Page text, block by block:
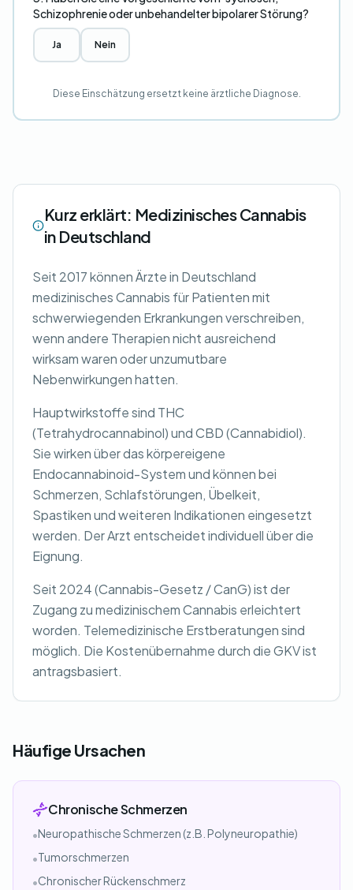
Schizophrenie oder unbehandelter bipolarer Störung?
Ja Nein
Diese Einschätzung ersetzt keine ärztliche Diagnose.
Kurz erklärt: Medizinisches Cannabis
in Deutschland
Seit 2017 können Ärzte in Deutschland
medizinisches Cannabis für Patienten mit
schwerwiegenden Erkrankungen verschreiben,
wenn andere Therapien nicht ausreichend
wirksam waren oder unzumutbare
Nebenwirkungen hatten.
Hauptwirkstoffe sind THC
(Tetrahydrocannabinol) und CBD (Cannabidiol).
Sie wirken über das körpereigene
Endocannabinoid-System und können bei
Schmerzen, Schlafstörungen, Übelkeit,
Spastiken und weiteren Indikationen eingesetzt
werden. Der Arzt entscheidet individuell über die
Eignung.
Seit 2024 (Cannabis-Gesetz / CanG) ist der
Zugang zu medizinischem Cannabis erleichtert
worden. Telemedizinische Erstberatungen sind
möglich. Die Kostenübernahme durch die GKV ist
antragsbasiert.
Häufige Ursachen
Chronische Schmerzen
•Neuropathische Schmerzen (z.B. Polyneuropathie)
•Tumorschmerzen
•Chronischer Rückenschmerz